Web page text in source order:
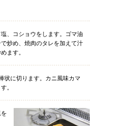
、コショウをします。ゴマ油
炒め、焼肉のタレを加えて汁
ます。
状に切ります。カニ風味カマ
。